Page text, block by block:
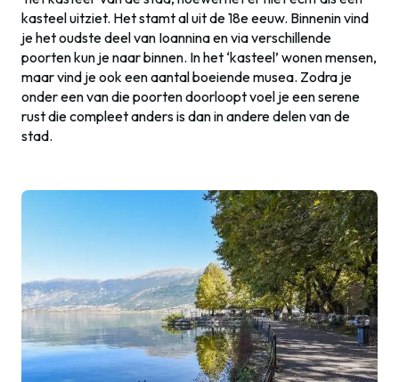
kasteel uitziet. Het stamt al uit de 18e eeuw. Binnenin vind
je het oudste deel van Ioannina en via verschillende
poorten kun je naar binnen. In het ‘kasteel’ wonen mensen,
maar vind je ook een aantal boeiende musea. Zodra je
onder een van die poorten doorloopt voel je een serene
rust die compleet anders is dan in andere delen van de
stad.